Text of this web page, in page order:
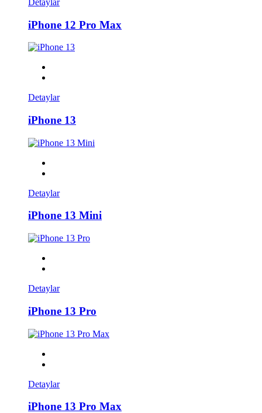
iPhone 12 Pro Max
Detaylar
iPhone 13
Detaylar
iPhone 13 Mini
Detaylar
iPhone 13 Pro
Detaylar
iPhone 13 Pro Max